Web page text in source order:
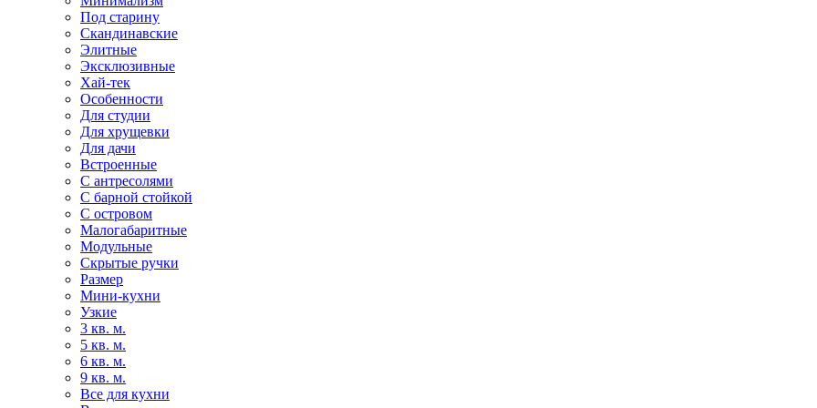
Под старину
Скандинавские
Элитные
Эксклюзивные
Хай-тек
Особенности
Для студии
Для хрущевки
Для дачи
Встроенные
С антресолями
С барной стойкой
С островом
Малогабаритные
Модульные
Скрытые ручки
Размер
Мини-кухни
Узкие
3 кв. м.
5 кв. м.
6 кв. м.
9 кв. м.
Все для кухни